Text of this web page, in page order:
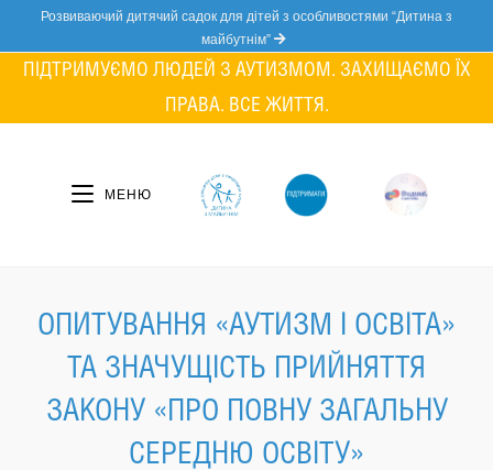
content
Розвиваючий дитячий садок для дітей з особливостями “Дитина з
майбутнім”
ПІДТРИМУЄМО ЛЮДЕЙ З АУТИЗМОМ. ЗАХИЩАЄМО ЇХ
ПРАВА. ВСЕ ЖИТТЯ.
МЕНЮ
ОПИТУВАННЯ «АУТИЗМ І ОСВІТА»
ТА ЗНАЧУЩІСТЬ ПРИЙНЯТТЯ
ЗАКОНУ «ПРО ПОВНУ ЗАГАЛЬНУ
СЕРЕДНЮ ОСВІТУ»